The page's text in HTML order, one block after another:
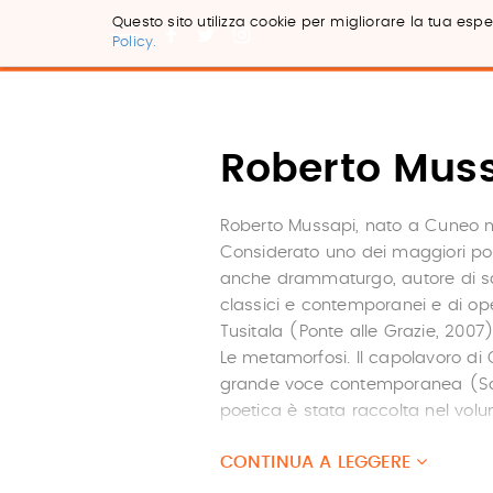
Questo sito utilizza cookie per migliorare la tua
Policy.
Roberto
Roberto Mussapi, nato a Cuneo
Considerato uno dei maggiori
anche drammaturgo, autore di
classici e contemporanei e di
Tusitala (Ponte alle Grazie,
Le metamorfosi. Il capolavoro
grande voce contemporanea
poetica è stata raccolta nel
Francesco Napoli (Ponte alle
CONTINUA A LEGGERE